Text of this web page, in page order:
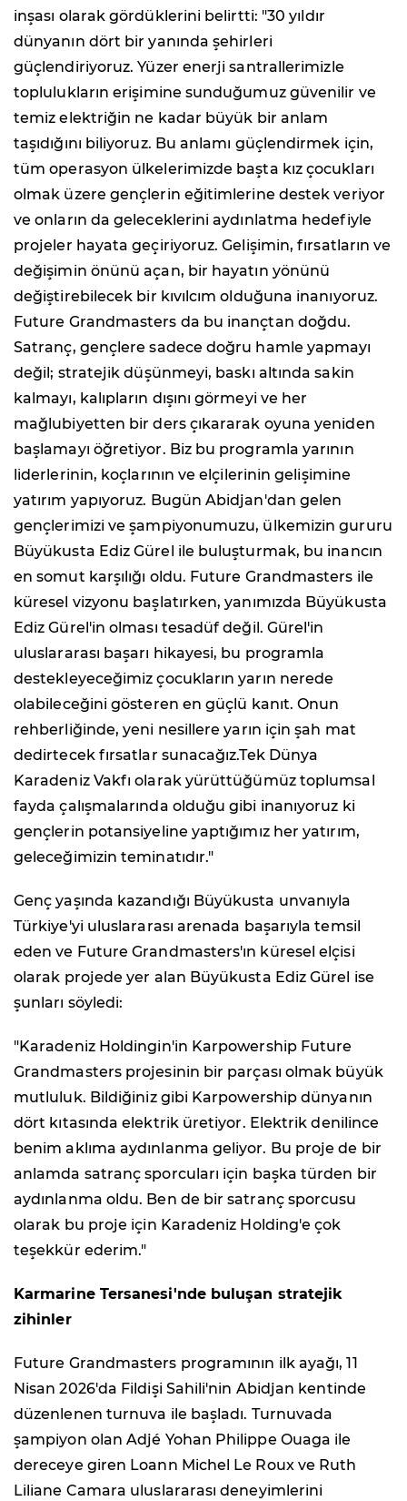
inşası olarak gördüklerini belirtti: "30 yıldır
dünyanın dört bir yanında şehirleri
güçlendiriyoruz. Yüzer enerji santrallerimizle
toplulukların erişimine sunduğumuz güvenilir ve
temiz elektriğin ne kadar büyük bir anlam
taşıdığını biliyoruz. Bu anlamı güçlendirmek için,
tüm operasyon ülkelerimizde başta kız çocukları
olmak üzere gençlerin eğitimlerine destek veriyor
ve onların da geleceklerini aydınlatma hedefiyle
projeler hayata geçiriyoruz. Gelişimin, fırsatların ve
değişimin önünü açan, bir hayatın yönünü
değiştirebilecek bir kıvılcım olduğuna inanıyoruz.
Future Grandmasters da bu inançtan doğdu.
Satranç, gençlere sadece doğru hamle yapmayı
değil; stratejik düşünmeyi, baskı altında sakin
kalmayı, kalıpların dışını görmeyi ve her
mağlubiyetten bir ders çıkararak oyuna yeniden
başlamayı öğretiyor. Biz bu programla yarının
liderlerinin, koçlarının ve elçilerinin gelişimine
yatırım yapıyoruz. Bugün Abidjan'dan gelen
gençlerimizi ve şampiyonumuzu, ülkemizin gururu
Büyükusta Ediz Gürel ile buluşturmak, bu inancın
en somut karşılığı oldu. Future Grandmasters ile
küresel vizyonu başlatırken, yanımızda Büyükusta
Ediz Gürel'in olması tesadüf değil. Gürel'in
uluslararası başarı hikayesi, bu programla
destekleyeceğimiz çocukların yarın nerede
olabileceğini gösteren en güçlü kanıt. Onun
rehberliğinde, yeni nesillere yarın için şah mat
dedirtecek fırsatlar sunacağız.Tek Dünya
Karadeniz Vakfı olarak yürüttüğümüz toplumsal
fayda çalışmalarında olduğu gibi inanıyoruz ki
gençlerin potansiyeline yaptığımız her yatırım,
geleceğimizin teminatıdır."
Genç yaşında kazandığı Büyükusta unvanıyla
Türkiye'yi uluslararası arenada başarıyla temsil
eden ve Future Grandmasters'ın küresel elçisi
olarak projede yer alan Büyükusta Ediz Gürel ise
şunları söyledi:
"Karadeniz Holdingin'in Karpowership Future
Grandmasters projesinin bir parçası olmak büyük
mutluluk. Bildiğiniz gibi Karpowership dünyanın
dört kıtasında elektrik üretiyor. Elektrik denilince
benim aklıma aydınlanma geliyor. Bu proje de bir
anlamda satranç sporcuları için başka türden bir
aydınlanma oldu. Ben de bir satranç sporcusu
olarak bu proje için Karadeniz Holding'e çok
teşekkür ederim."
Karmarine Tersanesi'nde buluşan stratejik
zihinler
Future Grandmasters programının ilk ayağı, 11
Nisan 2026'da Fildişi Sahili'nin Abidjan kentinde
düzenlenen turnuva ile başladı. Turnuvada
şampiyon olan Adjé Yohan Philippe Ouaga ile
dereceye giren Loann Michel Le Roux ve Ruth
Liliane Camara uluslararası deneyimlerini